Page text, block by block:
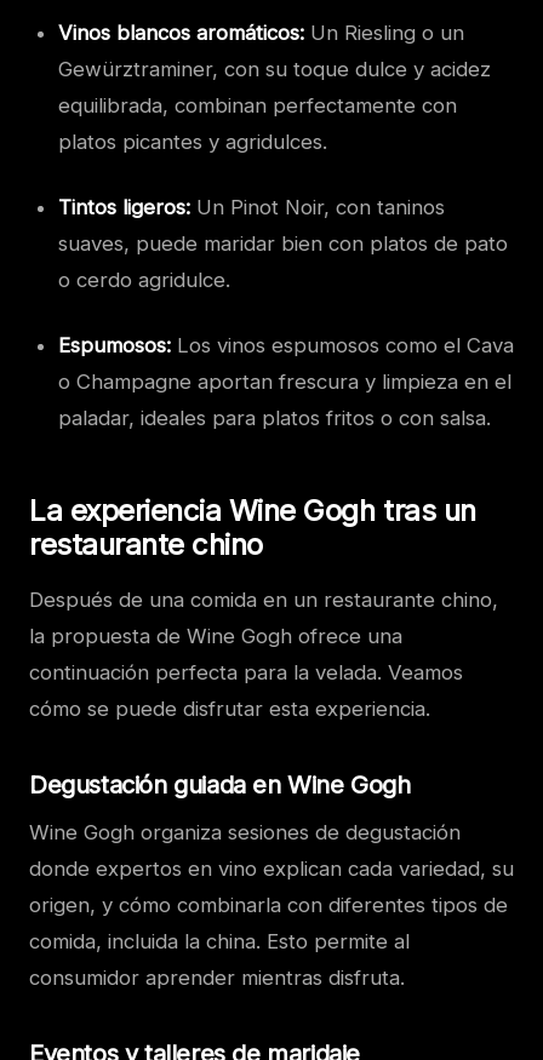
Vinos blancos aromáticos: Un Riesling o un
Gewürztraminer, con su toque dulce y acidez
equilibrada, combinan perfectamente con
platos picantes y agridulces.
Tintos ligeros: Un Pinot Noir, con taninos
suaves, puede maridar bien con platos de pato
o cerdo agridulce.
Espumosos: Los vinos espumosos como el Cava
o Champagne aportan frescura y limpieza en el
paladar, ideales para platos fritos o con salsa.
La experiencia Wine Gogh tras un
restaurante chino
Después de una comida en un restaurante chino,
la propuesta de Wine Gogh ofrece una
continuación perfecta para la velada. Veamos
cómo se puede disfrutar esta experiencia.
Degustación guiada en Wine Gogh
Wine Gogh organiza sesiones de degustación
donde expertos en vino explican cada variedad, su
origen, y cómo combinarla con diferentes tipos de
comida, incluida la china. Esto permite al
consumidor aprender mientras disfruta.
Eventos y talleres de maridaje